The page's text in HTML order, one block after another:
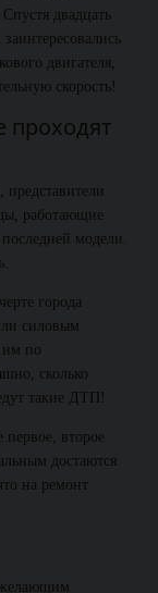
двадцать
двигателя,
скорость!
проходят
работающие
модели.
города
силовым
им по
сколько
такие ДТП!
второе
достаются
на ремонт
желающим